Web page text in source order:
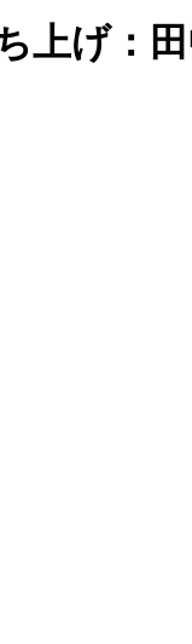
上げ：